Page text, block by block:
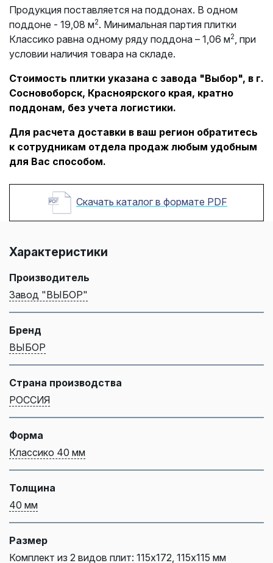
Продукция поставляется на поддонах. В одном
поддоне - 19,08 м2. Минимальная партия плитки
Классико равна одному ряду поддона – 1,06 м2 , при
условии наличия товара на складе.
Стоимость плитки указана с завода "Выбор", в г.
Сосновоборск, Красноярского края, кратно
поддонам, без учета логистики.
Для расчета доставки в ваш регион обратитесь
к сотрудникам отдела продаж любым удобным
для Вас способом.
Скачать каталог в формате PDF
Характеристики
Производитель
Завод "ВЫБОР"
Бренд
ВЫБОР
Страна производства
РОССИЯ
Форма
Классико 40 мм
Толщина
40 мм
Размер
Комплект из 2 видов плит: 115х172, 115х115 мм